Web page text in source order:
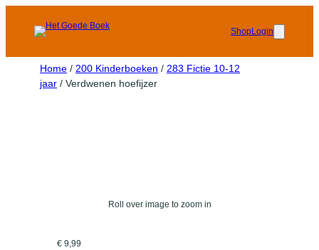
ShopLogin
Home / 200 Kinderboeken / 283 Fictie 10-12
jaar / Verdwenen hoefijzer
Roll over image to zoom in
€ 9,99